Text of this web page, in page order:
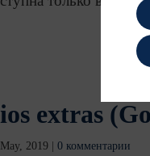
extras
2019 0 комментарии